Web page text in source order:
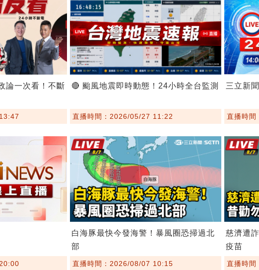
論一次看！不斷
🔴 颱風地震即時動態！24小時全台監測
直播時間：2026/05/27 11:22
三立新
直播時
白海豚最快今發海警！暴風圈恐掃過北
部
直播時間：2026/08/07 10:15
慈濟遭
疫苗
直播時